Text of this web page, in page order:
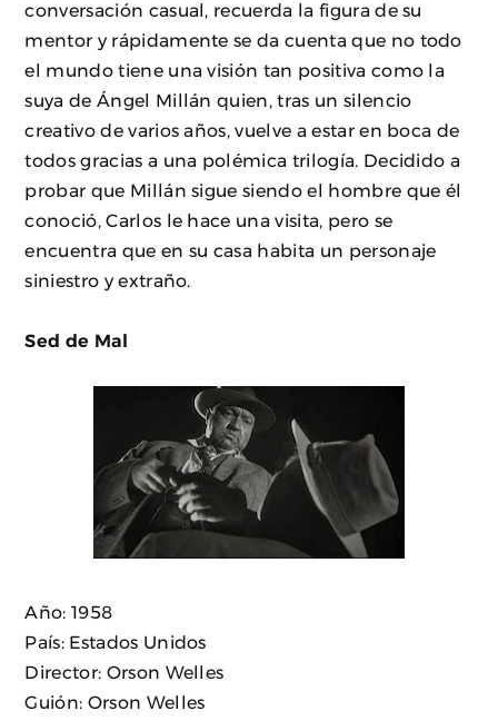
conversación casual, recuerda la figura de su
mentor y rápidamente se da cuenta que no todo
el mundo tiene una visión tan positiva como la
suya de Ángel Millán quien, tras un silencio
creativo de varios años, vuelve a estar en boca de
todos gracias a una polémica trilogía. Decidido a
probar que Millán sigue siendo el hombre que él
conoció, Carlos le hace una visita, pero se
encuentra que en su casa habita un personaje
siniestro y extraño.
Sed de Mal
Año: 1958
País: Estados Unidos
Director: Orson Welles
Guión: Orson Welles